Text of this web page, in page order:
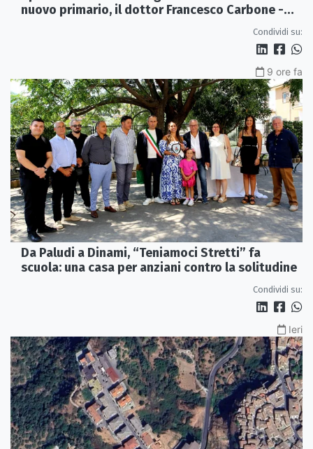
nuovo primario, il dottor Francesco Carbone -
Condividi su:
9 ore fa
Da Paludi a Dinami, “Teniamoci Stretti” fa
scuola: una casa per anziani contro la solitudine
Condividi su:
Ieri